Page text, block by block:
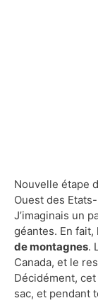
Nouvelle étape
Ouest des
J’imaginais un
géantes. En fait,
de montagnes.
Canada, et le
Décidément, cet
sac, et pendant